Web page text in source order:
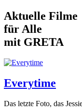
Aktuelle Filme
für Alle
mit GRETA
Everytime
Das letzte Foto, das